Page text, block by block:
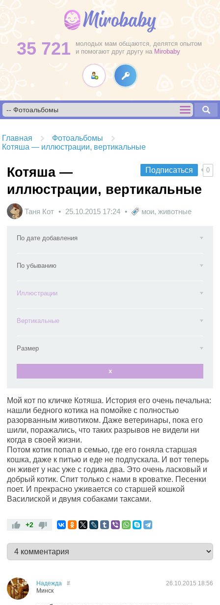
35 721
молодых мам общаются, делятся опытом
и помогают друг другу на Mirobaby
Главная
Фотоальбомы
Котяша — иллюстрации, вертикальные
Подписаться 0
Котяша —
иллюстрации, вертикальные
Таня Кот 25.10.2015 17:24 мои, животные
По дате добавления
По убыванию
Иллюстрации
Вертикальные
Размер
x
Мой кот по кличке Котяша. История его очень печальна:
нашли бедного котика на помойке с полностью
разорванным животиком. Даже ветеринары, пока его
шили, поражались, что таких разрывов не видели ни
когда в своей жизни.
Потом котик попал в семью, где его гоняла старшая
кошка, даже к питью и еде не подпускала. И вот теперь
он живет у нас уже с годика два. Это очень ласковый и
добрый котик. Спит только с нами в кроватке. Песенки
поет. И прекрасно уживается со старшей кошкой
Василиской и двумя собаками таксами.
+2
Надежда
Минск
26.10.2015 18:56
#